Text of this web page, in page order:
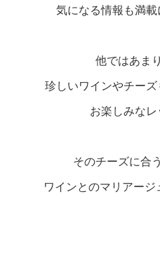
気になる情報も満載
他ではあま
珍しいワインやチー
お楽しみなレ
そのチーズに合
ワインとのマリアー